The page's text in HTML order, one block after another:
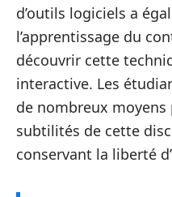
d’outils logiciels a
l’apprentissage du
découvrir cette
interactive. Les
de nombreux moyens
subtilités de cette
conservant la liberté